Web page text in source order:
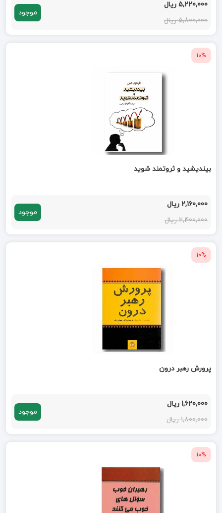
5,220,000 ریال
5,800,000 ریال
موجود
10%
بیندیشید و ثروتمند شوید
2,160,000 ریال
2,400,000 ریال
موجود
10%
پرورش رهبر درون
1,620,000 ریال
1,800,000 ریال
موجود
10%